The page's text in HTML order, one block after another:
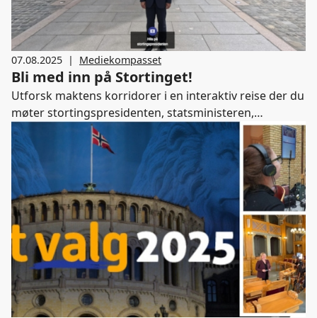
07.08.2025 | Mediekompasset
Bli med inn på Stortinget!
Utforsk maktens korridorer i en interaktiv reise der du
møter stortingspresidenten, statsministeren,
politikere, rådgivere og ikke minst en journalist og en
redaktør. Gjennom 20 korte videoer og infobokser får
elevene enkelt, men grundig innblikk i hva Stortinget
er og ikke er.